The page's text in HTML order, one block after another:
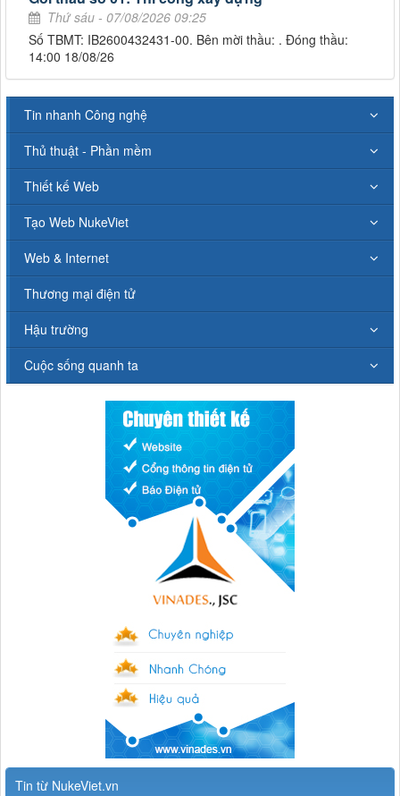
Thứ sáu - 07/08/2026 09:25
Số TBMT: IB2600432431-00. Bên mời thầu: . Đóng thầu:
14:00 18/08/26
Tin nhanh Công nghệ
Thủ thuật - Phần mềm
Thiết kế Web
Tạo Web NukeViet
Web & Internet
Thương mại điện tử
Hậu trường
Cuộc sống quanh ta
Tin từ NukeViet.vn